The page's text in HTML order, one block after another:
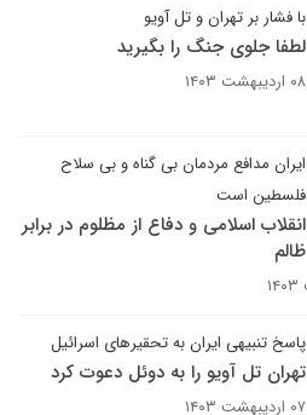
با فشار بر تهران و تل آویو
لطفا جلوی جنگ را بگیرید
۰۸ اردیبهشت ۱۴۰۳
ایران مدافع مردمان بی گناه و بی سلاح
فلسطین است
انقلاب اسلامی و دفاع از مظلوم در برابر
ظالم
پاسخ تنبیهی ایران به تحقیرهای اسرائیل
تهران تل آویو را به دوئل دعوت کرد
۰۷ اردیبهشت ۱۴۰۳